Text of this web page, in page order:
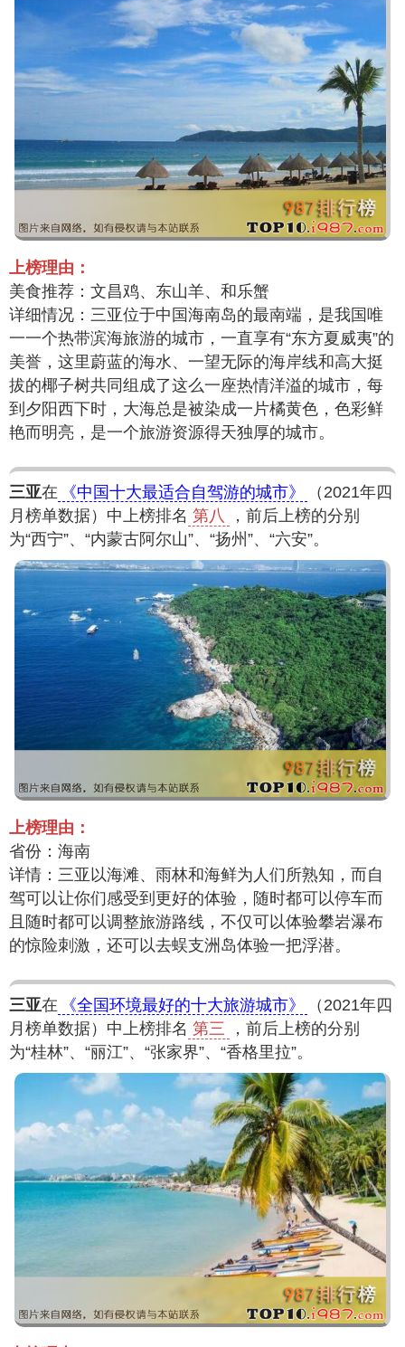
上榜理由：
美食推荐：文昌鸡、东山羊、和乐蟹
详细情况：三亚位于中国海南岛的最南端，是我国唯
一一个热带滨海旅游的城市，一直享有“东方夏威夷”的
美誉，这里蔚蓝的海水、一望无际的海岸线和高大挺
拔的椰子树共同组成了这么一座热情洋溢的城市，每
到夕阳西下时，大海总是被染成一片橘黄色，色彩鲜
艳而明亮，是一个旅游资源得天独厚的城市。
三亚在 《中国十大最适合自驾游的城市》
（2021年四
月榜单数据）中上榜排名 第八
，前后上榜的分别
为“西宁”、“内蒙古阿尔山”、“扬州”、“六安”。
上榜理由：
省份：海南
详情：三亚以海滩、雨林和海鲜为人们所熟知，而自
驾可以让你们感受到更好的体验，随时都可以停车而
且随时都可以调整旅游路线，不仅可以体验攀岩瀑布
的惊险刺激，还可以去蜈支洲岛体验一把浮潜。
三亚在 《全国环境最好的十大旅游城市》
（2021年四
月榜单数据）中上榜排名 第三
，前后上榜的分别
为“桂林”、“丽江”、“张家界”、“香格里拉”。